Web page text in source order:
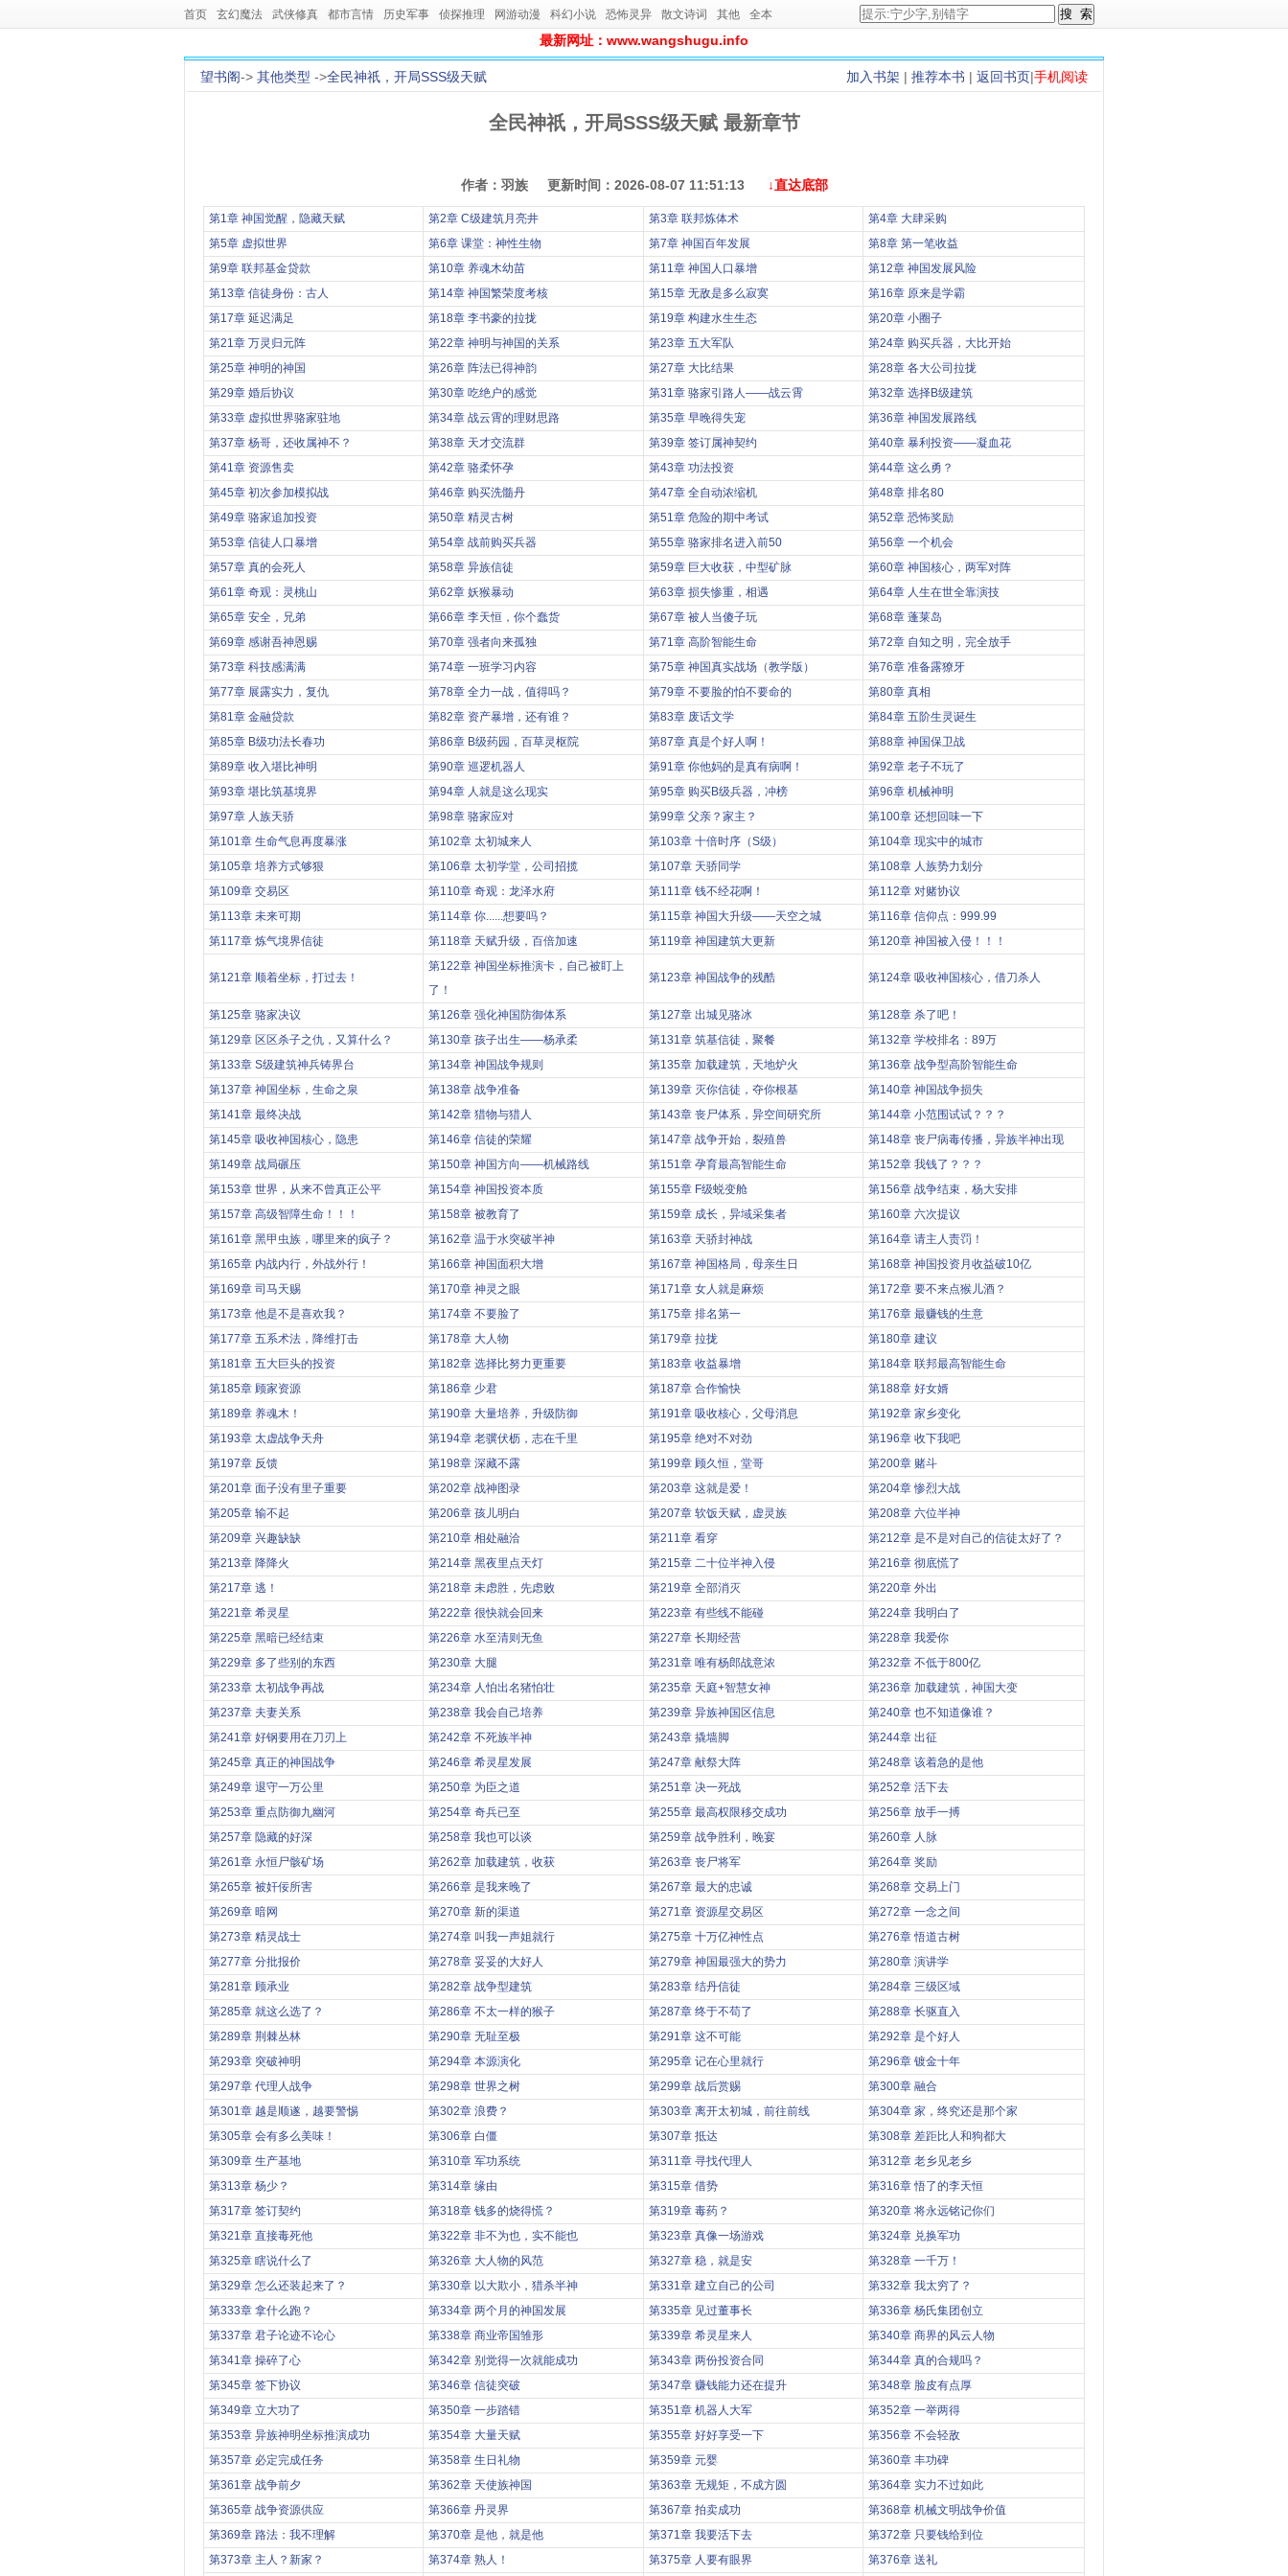
首页 玄幻魔法 武侠修真 都市言情 历史军事 侦探推理 网游动漫 科幻小说 恐怖灵异 散文诗词 其他 全本
最新网址：www.wangshugu.info
加入书架 | 推荐本书 | 返回书页|手机阅读
望书阁-> 其他类型 ->全民神祇，开局SSS级天赋
全民神祇，开局SSS级天赋 最新章节
作者：羽族 更新时间：2026-08-07 11:51:13 ↓直达底部
第1章 神国觉醒，隐藏天赋 第2章 C级建筑月亮井 第3章 联邦炼体术
第4章 大肆采购
第5章 虚拟世界
第6章 课堂：神性生物 第7章 神国百年发展
第8章 第一笔收益
第9章 联邦基金贷款
第10章 养魂木幼苗 第11章 神国人口暴增
第12章 神国发展风险
第13章 信徒身份：古人
第14章 神国繁荣度考核 第15章 无敌是多么寂寞
第16章 原来是学霸
第17章 延迟满足
第18章 李书豪的拉拢 第19章 构建水生生态
第20章 小圈子
第21章 万灵归元阵
第22章 神明与神国的关系 第23章 五大军队
第24章 购买兵器，大比开始
第25章 神明的神国
第26章 阵法已得神韵 第27章 大比结果
第28章 各大公司拉拢
第29章 婚后协议
第30章 吃绝户的感觉 第31章 骆家引路人——战云霄
第32章 选择B级建筑
第33章 虚拟世界骆家驻地
第34章 战云霄的理财思路 第35章 早晚得失宠
第36章 神国发展路线
第37章 杨哥，还收属神不？
第38章 天才交流群 第39章 签订属神契约
第40章 暴利投资——凝血花
第41章 资源售卖
第42章 骆柔怀孕 第43章 功法投资
第44章 这么勇？
第45章 初次参加模拟战
第46章 购买洗髓丹 第47章 全自动浓缩机
第48章 排名80
第49章 骆家追加投资
第50章 精灵古树 第51章 危险的期中考试
第52章 恐怖奖励
第53章 信徒人口暴增
第54章 战前购买兵器 第55章 骆家排名进入前50
第56章 一个机会
第57章 真的会死人
第58章 异族信徒 第59章 巨大收获，中型矿脉
第60章 神国核心，两军对阵
第61章 奇观：灵桃山
第62章 妖猴暴动 第63章 损失惨重，相遇
第64章 人生在世全靠演技
第65章 安全，兄弟
第66章 李天恒，你个蠢货 第67章 被人当傻子玩
第68章 蓬莱岛
第69章 感谢吾神恩赐
第70章 强者向来孤独 第71章 高阶智能生命
第72章 自知之明，完全放手
第73章 科技感满满
第74章 一班学习内容 第75章 神国真实战场（教学版）
第76章 准备露獠牙
第77章 展露实力，复仇
第78章 全力一战，值得吗？ 第79章 不要脸的怕不要命的
第80章 真相
第81章 金融贷款
第82章 资产暴增，还有谁？ 第83章 废话文学
第84章 五阶生灵诞生
第85章 B级功法长春功
第86章 B级药园，百草灵枢院 第87章 真是个好人啊！
第88章 神国保卫战
第89章 收入堪比神明
第90章 巡逻机器人 第91章 你他妈的是真有病啊！
第92章 老子不玩了
第93章 堪比筑基境界
第94章 人就是这么现实 第95章 购买B级兵器，冲榜
第96章 机械神明
第97章 人族天骄
第98章 骆家应对 第99章 父亲？家主？
第100章 还想回味一下
第101章 生命气息再度暴涨
第102章 太初城来人 第103章 十倍时序（S级）
第104章 现实中的城市
第105章 培养方式够狠
第106章 太初学堂，公司招揽 第107章 天骄同学
第108章 人族势力划分
第109章 交易区
第110章 奇观：龙泽水府 第111章 钱不经花啊！
第112章 对赌协议
第113章 未来可期
第114章 你......想要吗？ 第115章 神国大升级——天空之城
第116章 信仰点：999.99
第117章 炼气境界信徒
第118章 天赋升级，百倍加速 第119章 神国建筑大更新 第120章 神国被入侵！！！
第121章 顺着坐标，打过去！
第122章 神国坐标推演卡，自己被盯上
了！
第123章 神国战争的残酷 第124章 吸收神国核心，借刀杀人
第125章 骆家决议 第126章 强化神国防御体系 第127章 出城见骆冰
第128章 杀了吧！
第129章 区区杀子之仇，又算什么？
第130章 孩子出生——杨承柔 第131章 筑基信徒，聚餐
第132章 学校排名：89万
第133章 S级建筑神兵铸界台
第134章 神国战争规则 第135章 加载建筑，天地炉火
第136章 战争型高阶智能生命
第137章 神国坐标，生命之泉
第138章 战争准备 第139章 灭你信徒，夺你根基
第140章 神国战争损失
第141章 最终决战
第142章 猎物与猎人 第143章 丧尸体系，异空间研究所
第144章 小范围试试？？？
第145章 吸收神国核心，隐患
第146章 信徒的荣耀 第147章 战争开始，裂殖兽
第148章 丧尸病毒传播，异族半神出现
第149章 战局碾压
第150章 神国方向——机械路线 第151章 孕育最高智能生命
第152章 我钱了？？？
第153章 世界，从来不曾真正公平
第154章 神国投资本质 第155章 F级蜕变舱
第156章 战争结束，杨大安排
第157章 高级智障生命！！！
第158章 被教育了 第159章 成长，异域采集者
第160章 六次提议
第161章 黑甲虫族，哪里来的疯子？
第162章 温于水突破半神 第163章 天骄封神战
第164章 请主人责罚！
第165章 内战内行，外战外行！
第166章 神国面积大增 第167章 神国格局，母亲生日
第168章 神国投资月收益破10亿
第169章 司马天赐
第170章 神灵之眼 第171章 女人就是麻烦
第172章 要不来点猴儿酒？
第173章 他是不是喜欢我？
第174章 不要脸了 第175章 排名第一
第176章 最赚钱的生意
第177章 五系术法，降维打击
第178章 大人物 第179章 拉拢
第180章 建议
第181章 五大巨头的投资
第182章 选择比努力更重要 第183章 收益暴增
第184章 联邦最高智能生命
第185章 顾家资源
第186章 少君 第187章 合作愉快
第188章 好女婿
第189章 养魂木！
第190章 大量培养，升级防御 第191章 吸收核心，父母消息
第192章 家乡变化
第193章 太虚战争天舟
第194章 老骥伏枥，志在千里 第195章 绝对不对劲
第196章 收下我吧
第197章 反馈
第198章 深藏不露 第199章 顾久恒，堂哥
第200章 赌斗
第201章 面子没有里子重要
第202章 战神图录 第203章 这就是爱！
第204章 惨烈大战
第205章 输不起
第206章 孩儿明白 第207章 软饭天赋，虚灵族
第208章 六位半神
第209章 兴趣缺缺
第210章 相处融洽 第211章 看穿
第212章 是不是对自己的信徒太好了？
第213章 降降火
第214章 黑夜里点天灯 第215章 二十位半神入侵
第216章 彻底慌了
第217章 逃！
第218章 未虑胜，先虑败 第219章 全部消灭
第220章 外出
第221章 希灵星
第222章 很快就会回来 第223章 有些线不能碰
第224章 我明白了
第225章 黑暗已经结束
第226章 水至清则无鱼 第227章 长期经营
第228章 我爱你
第229章 多了些别的东西
第230章 大腿 第231章 唯有杨郎战意浓
第232章 不低于800亿
第233章 太初战争再战
第234章 人怕出名猪怕壮 第235章 天庭+智慧女神
第236章 加载建筑，神国大变
第237章 夫妻关系
第238章 我会自己培养 第239章 异族神国区信息
第240章 也不知道像谁？
第241章 好钢要用在刀刃上
第242章 不死族半神 第243章 撬墙脚
第244章 出征
第245章 真正的神国战争
第246章 希灵星发展 第247章 献祭大阵
第248章 该着急的是他
第249章 退守一万公里
第250章 为臣之道 第251章 决一死战
第252章 活下去
第253章 重点防御九幽河
第254章 奇兵已至 第255章 最高权限移交成功
第256章 放手一搏
第257章 隐藏的好深
第258章 我也可以谈 第259章 战争胜利，晚宴
第260章 人脉
第261章 永恒尸骸矿场
第262章 加载建筑，收获 第263章 丧尸将军
第264章 奖励
第265章 被奸佞所害
第266章 是我来晚了 第267章 最大的忠诚
第268章 交易上门
第269章 暗网
第270章 新的渠道 第271章 资源星交易区
第272章 一念之间
第273章 精灵战士
第274章 叫我一声姐就行 第275章 十万亿神性点
第276章 悟道古树
第277章 分批报价
第278章 妥妥的大好人 第279章 神国最强大的势力
第280章 演讲学
第281章 顾承业
第282章 战争型建筑 第283章 结丹信徒
第284章 三级区域
第285章 就这么选了？
第286章 不太一样的猴子 第287章 终于不苟了
第288章 长驱直入
第289章 荆棘丛林
第290章 无耻至极 第291章 这不可能
第292章 是个好人
第293章 突破神明
第294章 本源演化 第295章 记在心里就行
第296章 镀金十年
第297章 代理人战争
第298章 世界之树 第299章 战后赏赐
第300章 融合
第301章 越是顺遂，越要警惕
第302章 浪费？ 第303章 离开太初城，前往前线
第304章 家，终究还是那个家
第305章 会有多么美味！
第306章 白僵 第307章 抵达
第308章 差距比人和狗都大
第309章 生产基地
第310章 军功系统 第311章 寻找代理人
第312章 老乡见老乡
第313章 杨少？
第314章 缘由 第315章 借势
第316章 悟了的李天恒
第317章 签订契约
第318章 钱多的烧得慌？ 第319章 毒药？
第320章 将永远铭记你们
第321章 直接毒死他
第322章 非不为也，实不能也 第323章 真像一场游戏
第324章 兑换军功
第325章 瞎说什么了
第326章 大人物的风范 第327章 稳，就是安
第328章 一千万！
第329章 怎么还装起来了？
第330章 以大欺小，猎杀半神 第331章 建立自己的公司
第332章 我太穷了？
第333章 拿什么跑？
第334章 两个月的神国发展 第335章 见过董事长
第336章 杨氏集团创立
第337章 君子论迹不论心
第338章 商业帝国雏形 第339章 希灵星来人
第340章 商界的风云人物
第341章 操碎了心
第342章 别觉得一次就能成功 第343章 两份投资合同
第344章 真的合规吗？
第345章 签下协议
第346章 信徒突破 第347章 赚钱能力还在提升
第348章 脸皮有点厚
第349章 立大功了
第350章 一步踏错 第351章 机器人大军
第352章 一举两得
第353章 异族神明坐标推演成功
第354章 大量天赋 第355章 好好享受一下
第356章 不会轻敌
第357章 必定完成任务
第358章 生日礼物 第359章 元婴
第360章 丰功碑
第361章 战争前夕
第362章 天使族神国 第363章 无规矩，不成方圆
第364章 实力不过如此
第365章 战争资源供应
第366章 丹灵界 第367章 拍卖成功
第368章 机械文明战争价值
第369章 路法：我不理解
第370章 是他，就是他 第371章 我要活下去
第372章 只要钱给到位
第373章 主人？新家？
第374章 熟人！ 第375章 人要有眼界 第376章 送礼